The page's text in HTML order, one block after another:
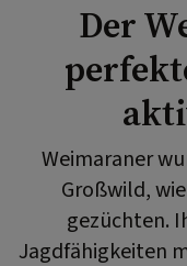
Der
Weimaraner
Großwild,
gezüchten.
Jagdfähigkeiten